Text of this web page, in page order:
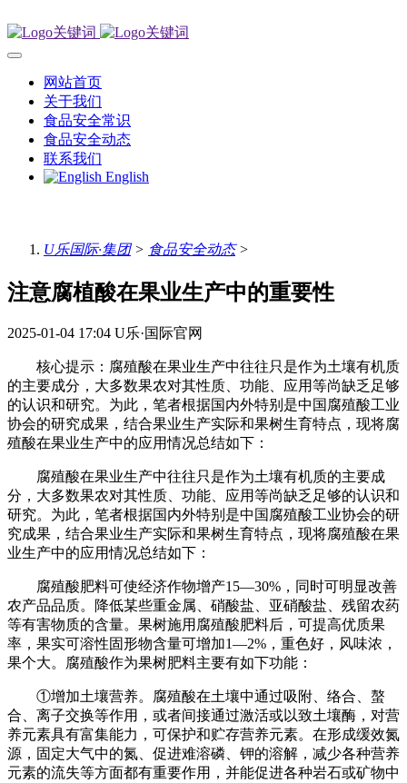
网站首页
关于我们
食品安全常识
食品安全动态
联系我们
English
U乐国际·集团> 食品安全动态>
注意腐植酸在果业生产中的重要性
2025-01-04 17:04 U乐·国际官网
核心提示：腐殖酸在果业生产中往往只是作为土壤有机质
的主要成分，大多数果农对其性质、功能、应用等尚缺乏足够
的认识和研究。为此，笔者根据国内外特别是中国腐殖酸工业
协会的研究成果，结合果业生产实际和果树生育特点，现将腐
殖酸在果业生产中的应用情况总结如下：
腐殖酸在果业生产中往往只是作为土壤有机质的主要成
分，大多数果农对其性质、功能、应用等尚缺乏足够的认识和
研究。为此，笔者根据国内外特别是中国腐殖酸工业协会的研
究成果，结合果业生产实际和果树生育特点，现将腐殖酸在果
业生产中的应用情况总结如下：
腐殖酸肥料可使经济作物增产15—30%，同时可明显改善
农产品品质。降低某些重金属、硝酸盐、亚硝酸盐、残留农药
等有害物质的含量。果树施用腐殖酸肥料后，可提高优质果
率，果实可溶性固形物含量可增加1—2%，重色好，风味浓，
果个大。腐殖酸作为果树肥料主要有如下功能：
①增加土壤营养。腐殖酸在土壤中通过吸附、络合、螯
合、离子交换等作用，或者间接通过激活或以致土壤酶，对营
养元素具有富集能力，可保护和贮存营养元素。在形成缓效氮
源，固定大气中的氮、促进难溶磷、钾的溶解，减少各种营养
元素的流失等方面都有重要作用，并能促进各种岩石或矿物中